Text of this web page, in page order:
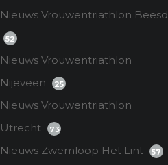
Nieuws Vrouwentriathlon Beesd
52
Nieuws Vrouwentriathlon
Nijeveen
25
Nieuws Vrouwentriathlon
Utrecht
73
Nieuws Zwemloop Het Lint 57